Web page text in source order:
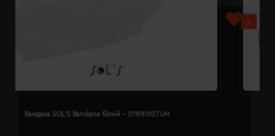
Бандана SOL'S Bandana білий - 01198102TUN